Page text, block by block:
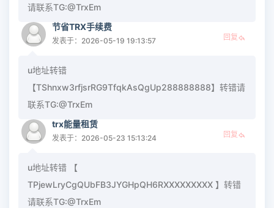
请联系TG:@TrxEm
节省TRX手续费
发表于：2026-05-19 19:13:57 回复
u地址转错
【TShnxw3rfjsrRG9TfqkAsQgUp288888888】转错请
联系TG:@TrxEm
trx能量租赁
发表于：2026-05-23 15:13:24 回复
u地址转错 【
TPjewLryCgQUbFB3JYGHpQH6RXXXXXXXXX 】转错
请联系TG:@TrxEm